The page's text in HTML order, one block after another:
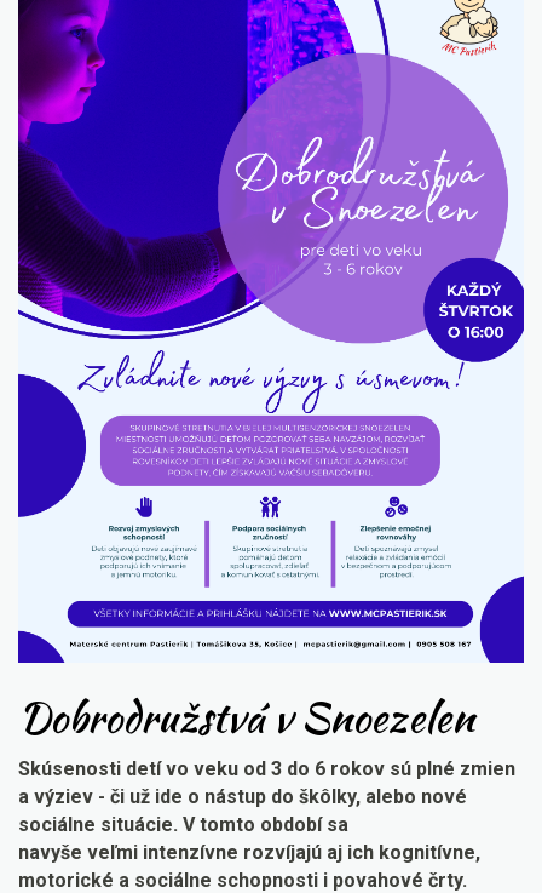
Dobrodružstvá v Snoezelen
Skúsenosti detí vo veku od 3 do 6 rokov sú plné zmien
a výziev - či už ide o nástup do škôlky, alebo nové
sociálne situácie. V tomto období sa
navyše veľmi intenzívne rozvíjajú aj ich kognitívne,
motorické a sociálne schopnosti i povahové črty.